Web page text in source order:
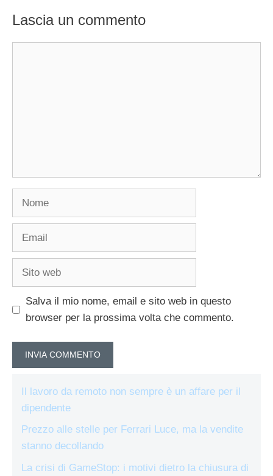
Lascia un commento
Nome
Email
Sito
Salva il mio nome, email e sito web in questo
browser per la prossima volta che commento.
Il lavoro da remoto non sempre è un affare per il
dipendente
Prezzo alle stelle per Ferrari Luce, ma la vendite
stanno decollando
La crisi di GameStop: i motivi dietro la chiusura di